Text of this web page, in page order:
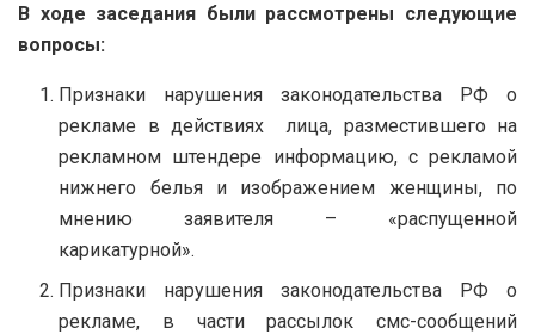
В ходе заседания были рассмотрены следующие
вопросы:
Признаки нарушения законодательства РФ о
рекламе в действиях лица, разместившего на
рекламном штендере информацию, с рекламой
нижнего белья и изображением женщины, по
мнению заявителя – «распущенной
карикатурной».
Признаки нарушения законодательства РФ о
рекламе, в части рассылок смс-сообщений